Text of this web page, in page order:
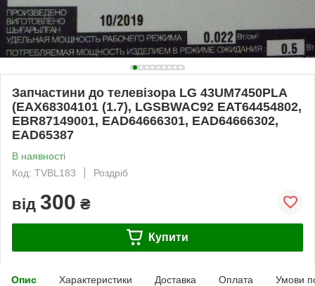
Запчастини до телевізора LG 43UM7450PLA
(EAX68304101 (1.7), LGSBWAC92 EAT64454802,
EBR87149001, EAD64666301, EAD64666302,
EAD65387
В наявності
Код: TVBL183
Роздріб
від 300 ₴
Купити
Опис Характеристики Доставка Оплата Умови